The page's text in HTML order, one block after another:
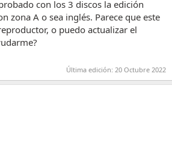
con los 3 discos la edición
zona A o sea inglés. Parece que este
o puedo actualizar el
Última edición: 20 Octubre 2022